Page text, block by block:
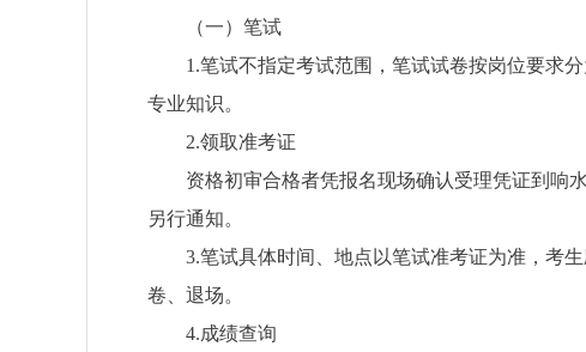
（一） 笔试
1.笔试不指定考试范围，笔试试卷按岗位要求分
专业知识。
2.领取准考证
资格初审合格者凭报名现场确认受理凭证到响
另行通知。
3.笔试具体时间、地点以笔试准考证为准，考
卷、退场。
4.成绩查询